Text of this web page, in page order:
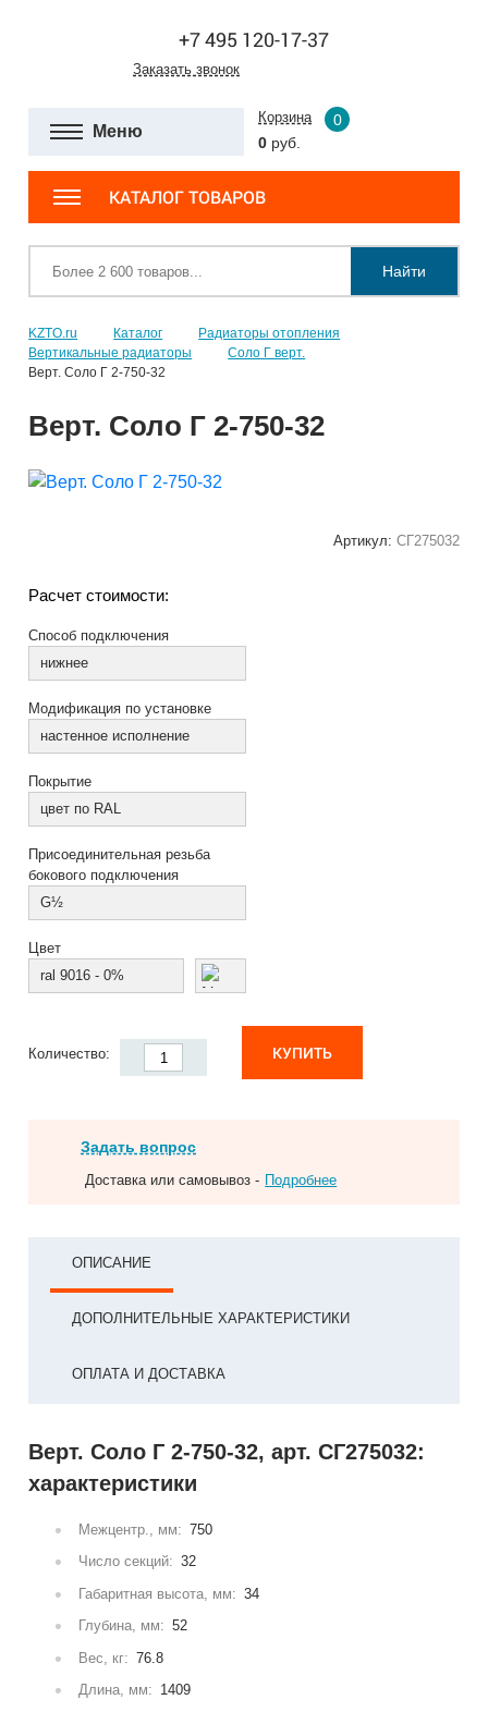
+7 495 120-17-37
Заказать звонок
Меню
Корзина
0
0 руб.
КАТАЛОГ ТОВАРОВ
Найти
KZTO.ru Каталог
Радиаторы отопления
Вертикальные радиаторы
Соло Г верт.
Верт. Соло Г 2-750-32
Верт. Соло Г 2-750-32
Артикул: СГ275032
Расчет стоимости:
Способ подключения
нижнее
Модификация по установке
настенное исполнение
Покрытие
цвет по RAL
Присоединительная резьба
бокового подключения
G½
Цвет
ral 9016 - 0%
Количество: КУПИТЬ
Задать вопрос
Доставка или самовывоз - Подробнее
ОПИСАНИЕ
ДОПОЛНИТЕЛЬНЫЕ ХАРАКТЕРИСТИКИ
ОПЛАТА И ДОСТАВКА
Верт. Соло Г 2-750-32, арт. СГ275032:
характеристики
Межцентр., мм: 750
Число секций: 32
Габаритная высота, мм: 34
Глубина, мм: 52
Вес, кг: 76.8
Длина, мм: 1409